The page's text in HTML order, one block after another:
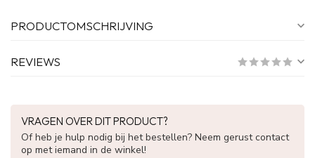
PRODUCTOMSCHRIJVING
REVIEWS
VRAGEN OVER DIT PRODUCT?
Of heb je hulp nodig bij het bestellen? Neem gerust contact
op met iemand in de winkel!